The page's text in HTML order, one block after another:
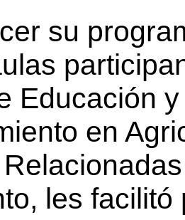
su
Educación y
en
les facilitó